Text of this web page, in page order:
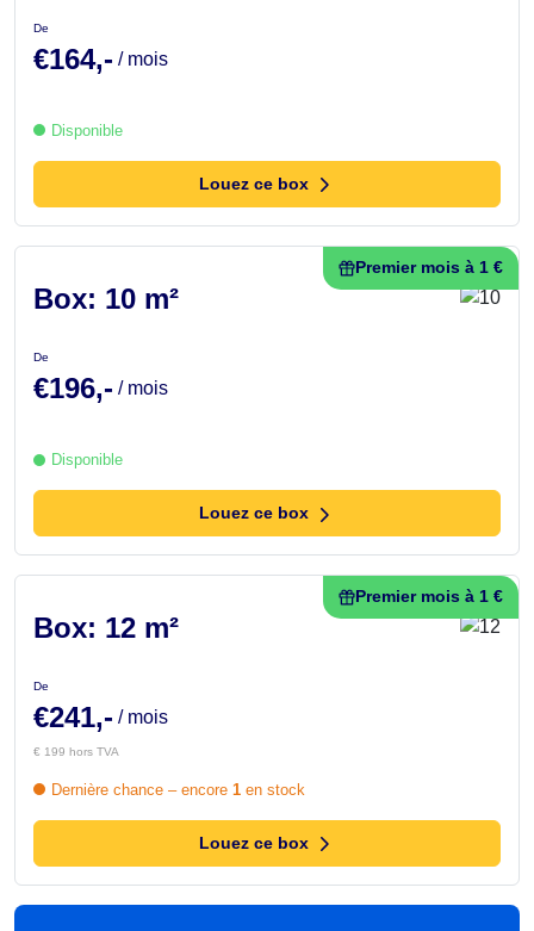
De
€164,- / mois
Disponible
Louez ce box
Premier mois à 1 €
Box: 10 m²
De
€196,- / mois
Disponible
Louez ce box
Premier mois à 1 €
Box: 12 m²
De
€241,- / mois
€ 199 hors TVA
Dernière chance – encore 1 en stock
Louez ce box